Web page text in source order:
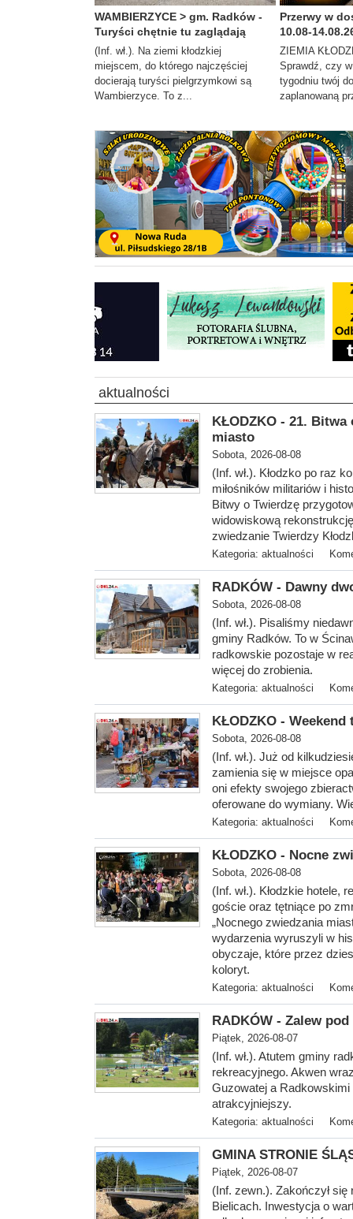
WAMBIERZYCE > gm. Radków -
Turyści chętnie tu zaglądają
(Inf. wł.). Na ziemi kłodzkiej
miejscem, do którego najczęściej
docierają turyści pielgrzymkowi są
Wambierzyce. To z...
Przerwy w
10.08-
ZIEMIA
Sprawdź, czy
tygodniu twój
zaplanowaną
aktualności
KŁODZKO - 21.
miasto
Sobota, 2026-08-08
(Inf. wł.). Kłodzko po raz
miłośników militariów i
Bitwy o Twierdzę
widowiskową
zwiedzanie Twierdzy
Kategoria: aktualności
RADKÓW - Dawny
Sobota, 2026-08-08
(Inf. wł.). Pisaliśmy
gminy Radków. To w
radkowskie pozostaje w
więcej do zrobienia.
Kategoria: aktualności
KŁODZKO -
Sobota, 2026-08-08
(Inf. wł.). Już od
zamienia się w miejsce
oni efekty swojego
oferowane do wymiany.
Kategoria: aktualności
KŁODZKO - Nocne
Sobota, 2026-08-08
(Inf. wł.). Kłodzkie hotele,
goście oraz tętniące po
„Nocnego zwiedzania
wydarzenia wyruszyli w
obyczaje, które przez
koloryt.
Kategoria: aktualności
RADKÓW - Zalew
Piątek, 2026-08-07
(Inf. wł.). Atutem gminy
rekreacyjnego. Akwen
Guzowatej a
atrakcyjniejszy.
Kategoria: aktualności
GMINA STRONIE
Piątek, 2026-08-07
(Inf. zewn.). Zakończył
Bielicach. Inwestycja o